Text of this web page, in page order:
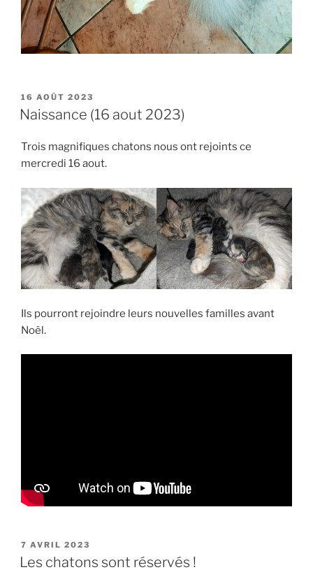
PUBLIÉ
LE
16 AOÛT 2023
Naissance (16 aout 2023)
Trois magnifiques chatons nous ont rejoints ce
mercredi 16 aout.
Ils pourront rejoindre leurs nouvelles familles avant
Noël.
PUBLIÉ
LE
7 AVRIL 2023
Les chatons sont réservés !